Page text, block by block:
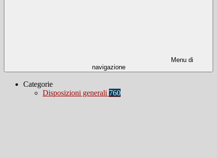
Menu di
navigazione
Categorie
Disposizioni generali 760